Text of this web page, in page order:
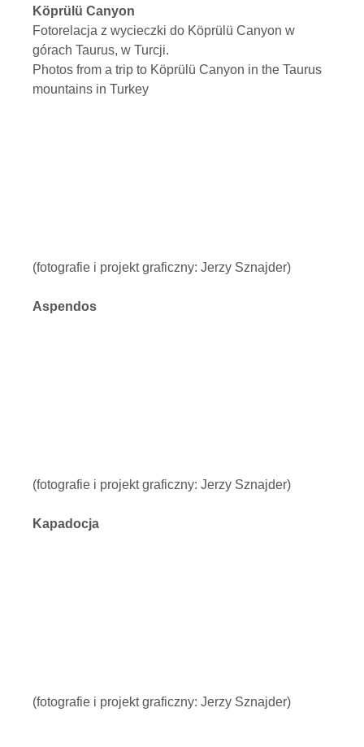
Köprülü Canyon
Fotorelacja z wycieczki do Köprülü Canyon w
górach Taurus, w Turcji.
Photos from a trip to Köprülü Canyon in the Taurus
mountains in Turkey
(fotografie i projekt graficzny: Jerzy Sznajder)
Aspendos
(fotografie i projekt graficzny: Jerzy Sznajder)
Kapadocja
(fotografie i projekt graficzny: Jerzy Sznajder)